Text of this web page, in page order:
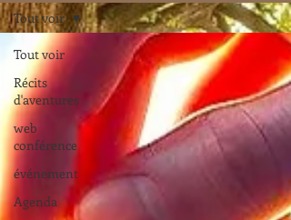
Tout voir
Récits
d'aventures
web
conférence
événement
Agenda
Tout voir